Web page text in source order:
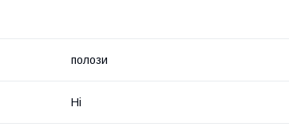
полози
Ні